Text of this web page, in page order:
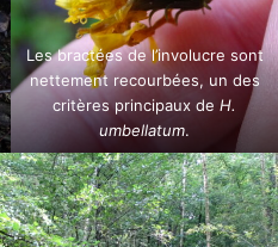
Les bractées de l’involucre sont
nettement recourbées, un des
critères principaux de H.
umbellatum.